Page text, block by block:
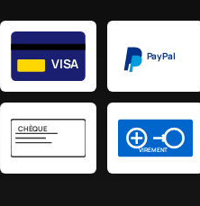
VISA PayPal
CHÈQUE
VIREMENT